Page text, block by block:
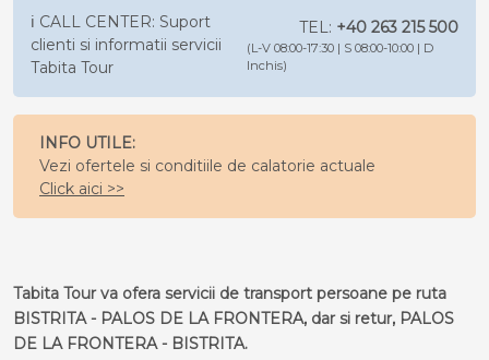
ℹ️ CALL CENTER: Suport
clienti si informatii servicii
Tabita Tour
TEL: +40 263 215 500
(L-V 08:00-17:30 | S 08:00-10:00 | D
Inchis)
INFO UTILE:
Vezi ofertele si conditiile de calatorie actuale
Click aici >>
Tabita Tour va ofera servicii de transport persoane pe ruta
BISTRITA - PALOS DE LA FRONTERA, dar si retur, PALOS
DE LA FRONTERA - BISTRITA.